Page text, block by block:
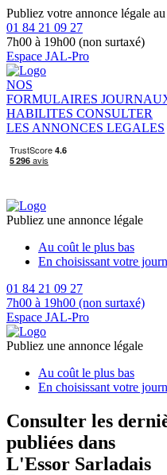
Publiez votre annonce légale
01 84 21 09 27
7h00 à 19h00 (non surtaxé)
Espace JAL-Pro
NOS
FORMULAIRES
HABILITES CONSULTER
LES ANNONCES LEGALES
Publiez une annonce légale
Au coût le plus bas
En choisissant votre
01 84 21 09 27
7h00 à 19h00 (non surtaxé)
Espace JAL-Pro
Publiez une annonce légale
Au coût le plus bas
En choisissant votre
Consulter les
publiées dans
L'Essor Sarladais